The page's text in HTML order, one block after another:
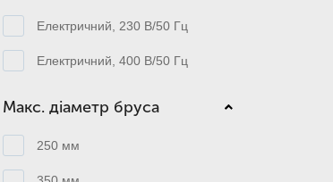
Електричний, 230 В/50 Гц
Електричний, 400 В/50 Гц
Макс. діаметр бруса
250 мм